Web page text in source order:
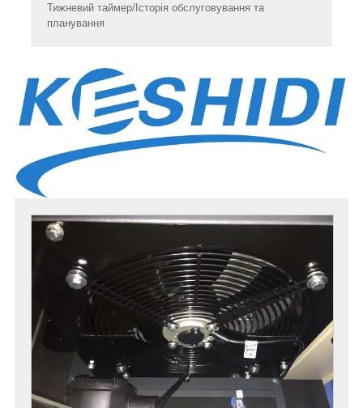
Тижневий таймер/Історія обслуговування та
планування